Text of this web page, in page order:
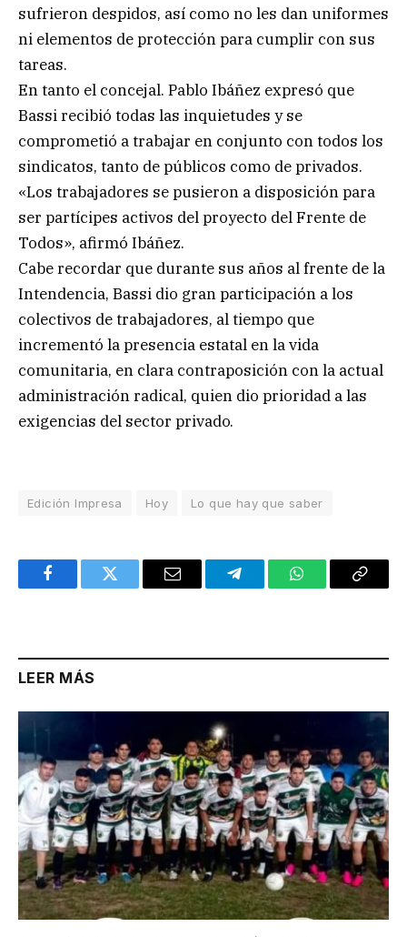
sufrieron despidos, así como no les dan uniformes
ni elementos de protección para cumplir con sus
tareas.
En tanto el concejal. Pablo Ibáñez expresó que
Bassi recibió todas las inquietudes y se
comprometió a trabajar en conjunto con todos los
sindicatos, tanto de públicos como de privados.
«Los trabajadores se pusieron a disposición para
ser partícipes activos del proyecto del Frente de
Todos», afirmó Ibáñez.
Cabe recordar que durante sus años al frente de la
Intendencia, Bassi dio gran participación a los
colectivos de trabajadores, al tiempo que
incrementó la presencia estatal en la vida
comunitaria, en clara contraposición con la actual
administración radical, quien dio prioridad a las
exigencias del sector privado.
Edición Impresa Hoy Lo que hay que saber
FacebookTwitter Email TelegramWhatsAppCopy
LEER MÁS